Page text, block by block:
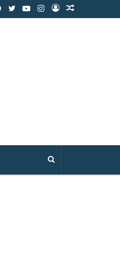
Publicación
Acceso
Instagram
YouTube
Twitter
Facebook
Buscar